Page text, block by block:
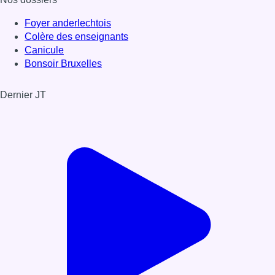
Foyer anderlechtois
Colère des enseignants
Canicule
Bonsoir Bruxelles
Dernier JT